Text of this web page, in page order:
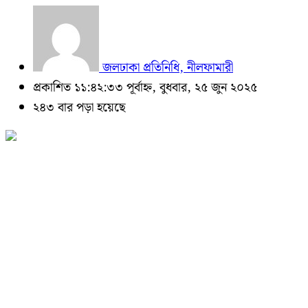
জলঢাকা প্রতিনিধি, নীলফামারী
প্রকাশিত ১১:৪২:৩৩ পূর্বাহ্ন, বুধবার, ২৫ জুন ২০২৫
২৪৩ বার পড়া হয়েছে